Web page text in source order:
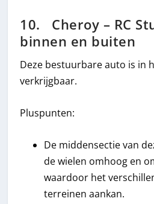
10. Cheroy – RC
binnen en buiten
Deze bestuurbare auto is in
verkrijgbaar.
Pluspunten:
De middensectie van
de wielen omhoog en
waardoor het
terreinen aankan.